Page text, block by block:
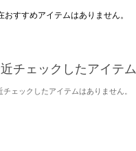
おすすめアイテムはありません。
チェックしたアイテム
チェックしたアイテムはありません。